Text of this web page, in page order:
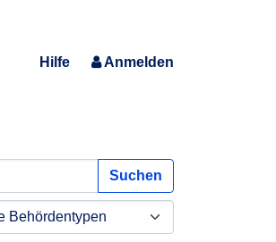
Hilfe Anmelden
Suchen